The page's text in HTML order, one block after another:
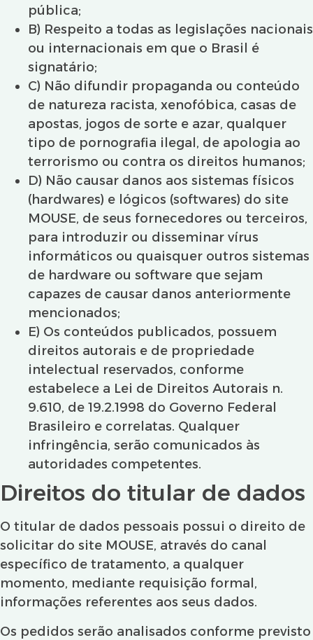
pública;
B) Respeito a todas as legislações nacionais
ou internacionais em que o Brasil é
signatário;
C) Não difundir propaganda ou conteúdo
de natureza racista, xenofóbica, casas de
apostas, jogos de sorte e azar, qualquer
tipo de pornografia ilegal, de apologia ao
terrorismo ou contra os direitos humanos;
D) Não causar danos aos sistemas físicos
(hardwares) e lógicos (softwares) do site
MOUSE, de seus fornecedores ou terceiros,
para introduzir ou disseminar vírus
informáticos ou quaisquer outros sistemas
de hardware ou software que sejam
capazes de causar danos anteriormente
mencionados;
E) Os conteúdos publicados, possuem
direitos autorais e de propriedade
intelectual reservados, conforme
estabelece a Lei de Direitos Autorais n.
9.610, de 19.2.1998 do Governo Federal
Brasileiro e correlatas. Qualquer
infringência, serão comunicados às
autoridades competentes.
Direitos do titular de dados
O titular de dados pessoais possui o direito de
solicitar do site MOUSE, através do canal
específico de tratamento, a qualquer
momento, mediante requisição formal,
informações referentes aos seus dados.
Os pedidos serão analisados conforme previsto